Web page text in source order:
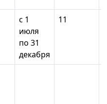
с 1
июля
по 31
декабря
11